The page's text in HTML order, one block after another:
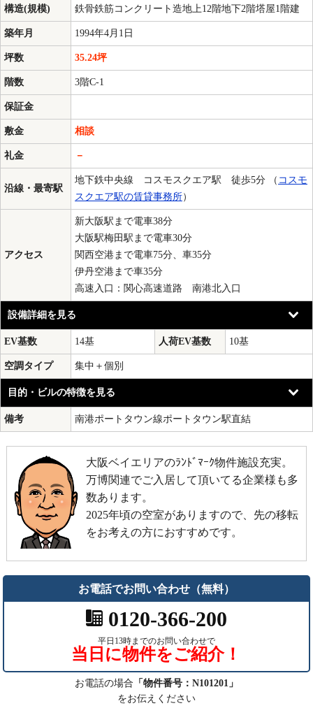
構造(規模) 鉄骨鉄筋コンクリート造地上12階地下2階塔屋1階建
築年月 1994年4月1日
坪数 35.24坪
階数 3階C-1
保証金
敷金 相談
礼金 －
沿線・最寄駅
地下鉄中央線 コスモスクエア駅 徒歩5分 （ コスモ
スクエア駅の賃貸事務所）
アクセス
新大阪駅まで電車38分
大阪駅梅田駅まで電車30分
関西空港まで電車75分、車35分
伊丹空港まで車35分
高速入口：関心高速道路 南港北入口
設備詳細を見る
EV基数 14基 人荷EV基数 10基
空調タイプ 集中＋個別
目的・ビルの特徴を見る
備考 南港ポートタウン線ポートタウン駅直結
大阪ベイエリアのﾗﾝﾄﾞﾏｰｸ物件施設充実。
万博関連でご入居して頂いてる企業様も多
数あります。
2025年頃の空室がありますので、先の移転
をお考えの方におすすめです。
お電話でお問い合わせ（無料）
0120-366-200
平日13時までのお問い合わせで
当日に物件をご紹介！
お電話の場合 「物件番号：N101201」
をお伝えください